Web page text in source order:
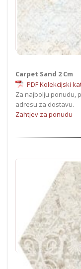
Carpet Sand 2 Cm
PDF Kolekcijski
Za najbolju ponudu,
adresu za dostavu.
Zahtjev za ponudu